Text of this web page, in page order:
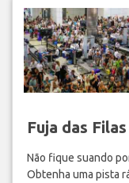
Fuja das Filas
Não fique suando
Obtenha uma pista